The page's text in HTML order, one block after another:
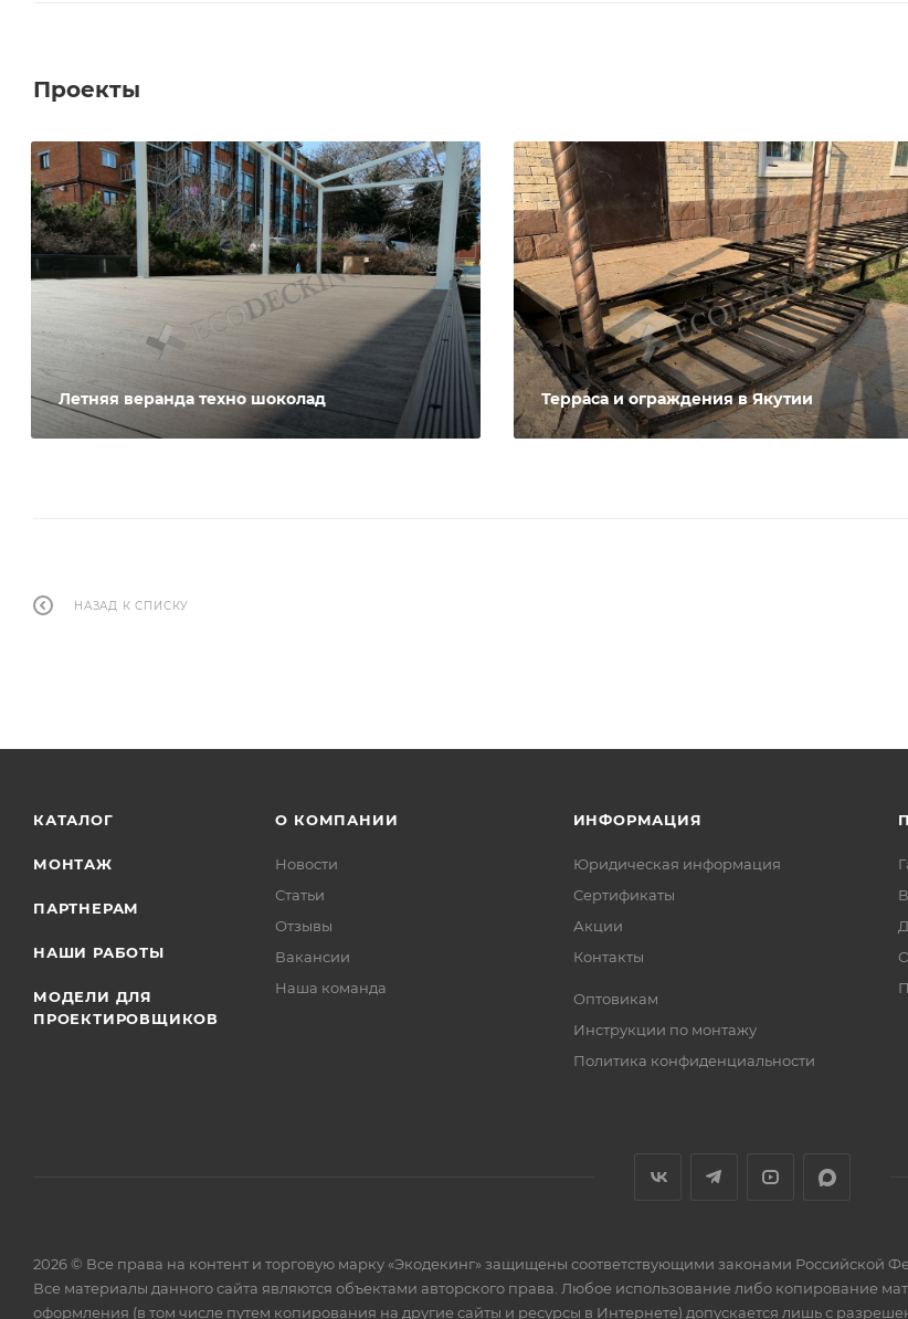
Проекты
Летняя веранда техно шоколад Терраса и ограждения в Якутии
НАЗАД К СПИСКУ
КАТАЛОГ
МОНТАЖ
ПАРТНЕРАМ
НАШИ РАБОТЫ
МОДЕЛИ ДЛЯ
ПРОЕКТИРОВЩИКОВ
О КОМПАНИИ
Новости
Статьи
Отзывы
Вакансии
Наша команда
ИНФОРМАЦИЯ
Юридическая информация
Сертификаты
Акции
Контакты
Оптовикам
Инструкции по монтажу
Политика конфиденциальности
2026 © Все права на контент и торговую марку «Экодекинг» защищены соответствующими законами Российской
Все материалы данного сайта являются объектами авторского права. Любое использование либо копирование
оформления (в том числе путем копирования на другие сайты и ресурсы в Интернете) допускается лишь с